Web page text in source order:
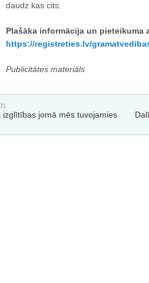
daudz kas cits.
Plašāka informācija un pieteikuma
https://registreties.lv/
Publicitātes materiāls
izglītības jomā mēs tuvojamies